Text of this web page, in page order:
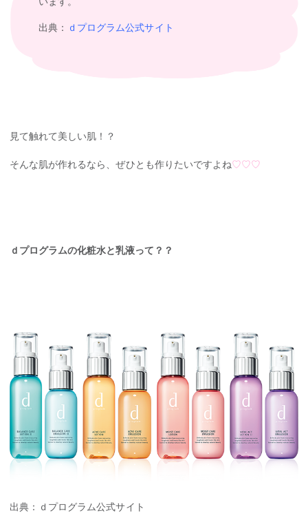
出典： ｄプログラム公式サイト
見て触れて美しい肌！？
そんな肌が作れるなら、ぜひとも作りたいですよね♡♡♡
ｄプログラムの化粧水と乳液って？？
出典：ｄプログラム公式サイト